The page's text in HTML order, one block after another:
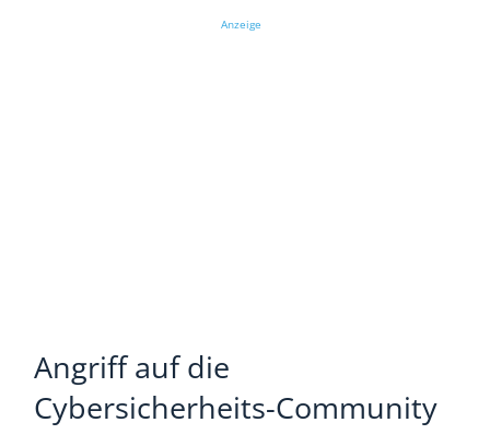
Anzeige
Angriff auf die
Cybersicherheits-Community